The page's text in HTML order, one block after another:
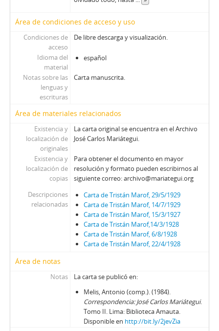
Área de condiciones de acceso y uso
Condiciones de
acceso
De libre descarga y visualización.
Idioma del
material
español
Notas sobre las
lenguas y
escrituras
Carta manuscrita.
Área de materiales relacionados
Existencia y
localización de
originales
La carta original se encuentra en el Archivo
José Carlos Mariátegui.
Existencia y
localización de
copias
Para obtener el documento en mayor
resolución y formato pueden escribirnos al
siguiente correo: archivo@mariategui.org
Descripciones
relacionadas
Carta de Tristán Marof, 29/5/1929
Carta de Tristán Marof, 14/7/1929
Carta de Tristán Marof, 15/3/1927
Carta de Tristán Marof,14/3/1928
Carta de Tristán Marof, 6/8/1928
Carta de Tristán Marof, 22/4/1928
Área de notas
Notas
La carta se publicó en:
Melis, Antonio (comp.). (1984).
Correspondencia: José Carlos Mariátegui.
Tomo II. Lima: Biblioteca Amauta.
Disponible en http://bit.ly/2jevZia